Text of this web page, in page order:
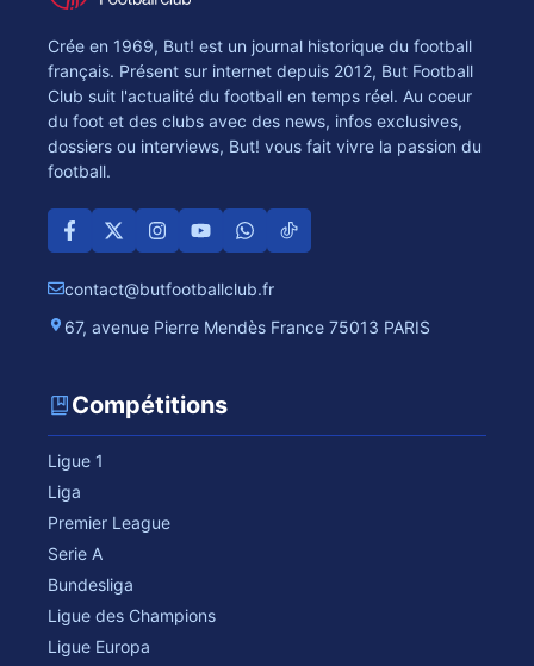
Crée en 1969, But! est un journal historique du football
français. Présent sur internet depuis 2012, But Football
Club suit l'actualité du football en temps réel. Au coeur
du foot et des clubs avec des news, infos exclusives,
dossiers ou interviews, But! vous fait vivre la passion du
football.
contact@butfootballclub.fr
67, avenue Pierre Mendès France 75013 PARIS
Compétitions
Ligue 1
Liga
Premier League
Serie A
Bundesliga
Ligue des Champions
Ligue Europa